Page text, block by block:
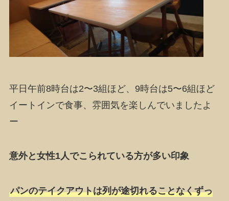
平日午前8時台は2〜3組ほど、9時台は5〜6組ほど
イートインで食事、雰囲気を楽しんでいましたよ
ー
意外と女性1人でこられている方が多い印象
パンのテイクアウトは列が途切れることなくずっ